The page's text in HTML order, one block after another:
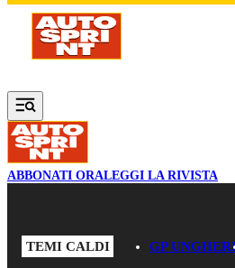
Vai al contenuto principale
ABBONATI ORALEGGI LA RIVISTA
TEMI CALDI GP